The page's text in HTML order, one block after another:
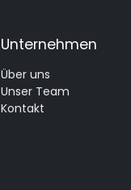
Unternehmen
Über uns
Unser Team
Kontakt